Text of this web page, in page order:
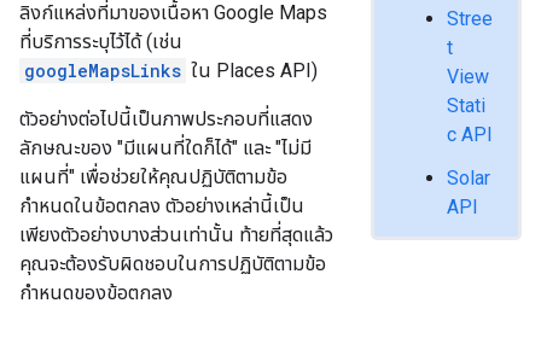
Stree
t
View
Stati
c API
Solar
API
ลิงก์แหล่งที่มาของเนื้อหา Google Maps
ที่บริการระบุไว้ได้ (เช่น
googleMapsLinks ใน Places API)
ตัวอย่างต่อไปนี้เป็นภาพประกอบที่แสดง
ลักษณะของ "มีแผนที่ใดก็ได้" และ "ไม่มี
แผนที่" เพื่อช่วยให้คุณปฏิบัติตามข้อ
กำหนดในข้อตกลง ตัวอย่างเหล่านี้เป็น
เพียงตัวอย่างบางส่วนเท่านั้น ท้ายที่สุดแล้ว
คุณจะต้องรับผิดชอบในการปฏิบัติตามข้อ
กำหนดของข้อตกลง